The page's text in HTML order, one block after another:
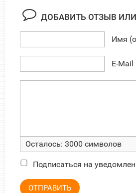
ДОБАВИТЬ ОТЗЫВ
Имя
E-Mail
Осталось: 3000 символов
Подписаться на
ОТПРАВИТЬ